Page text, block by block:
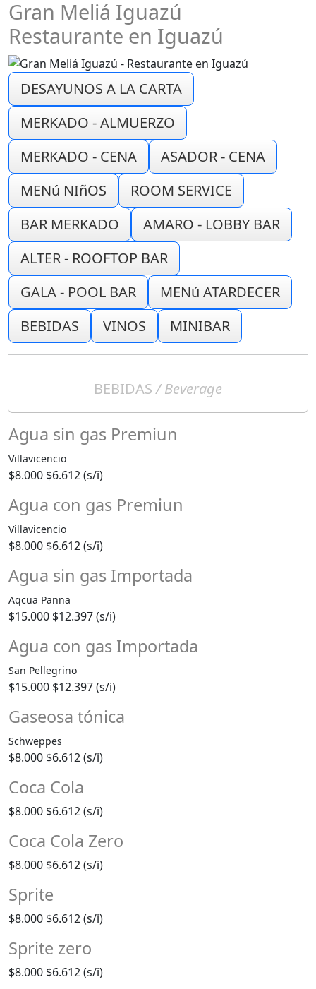
Gran Meliá Iguazú
Restaurante en Iguazú
DESAYUNOS A LA CARTA
MERKADO - ALMUERZO
MERKADO - CENA
ASADOR - CENA
MENú NIñOS
ROOM SERVICE
BAR MERKADO
AMARO - LOBBY BAR
ALTER - ROOFTOP BAR
GALA - POOL BAR
MENú ATARDECER
BEBIDAS
VINOS MINIBAR
BEBIDAS/ Beverage
Agua sin gas Premiun
Villavicencio
$8.000 $6.612 (s/i)
Agua con gas Premiun
Villavicencio
$8.000 $6.612 (s/i)
Agua sin gas Importada
Aqcua Panna
$15.000 $12.397 (s/i)
Agua con gas Importada
San Pellegrino
$15.000 $12.397 (s/i)
Gaseosa tónica
Schweppes
$8.000 $6.612 (s/i)
Coca Cola
$8.000 $6.612 (s/i)
Coca Cola Zero
$8.000 $6.612 (s/i)
Sprite
$8.000 $6.612 (s/i)
Sprite zero
$8.000 $6.612 (s/i)